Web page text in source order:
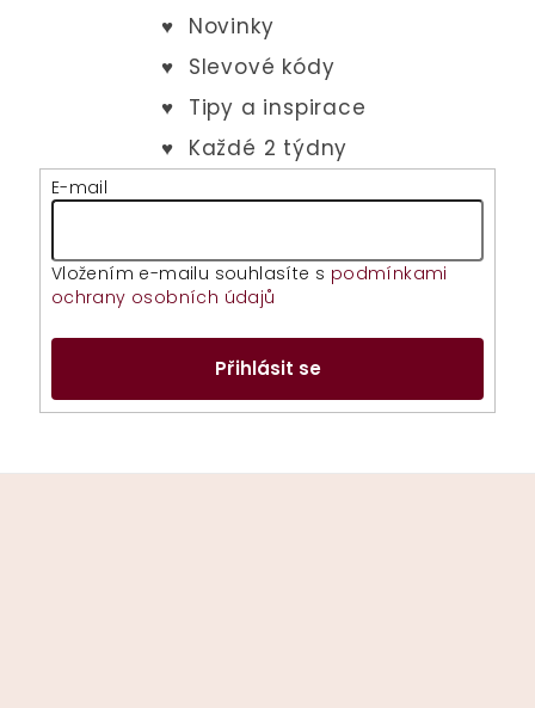
E-mail
Vložením e-mailu souhlasíte s podmínkami
ochrany osobních údajů
Přihlásit se